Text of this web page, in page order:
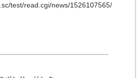
test/read.cgi/news/1526107565/